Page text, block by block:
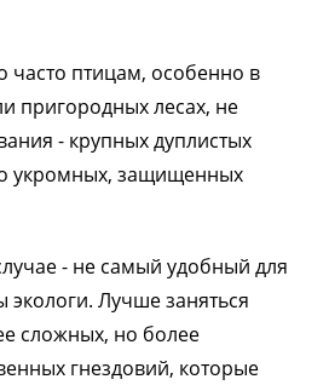
часто птицам, особенно в
пригородных лесах, не
- крупных дуплистых
укромных, защищенных
- не самый удобный для
экологи. Лучше заняться
сложных, но более
гнездовий, которые